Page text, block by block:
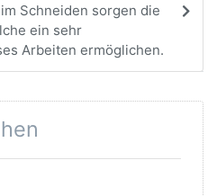
Schneiden sorgen die
ein sehr
Arbeiten ermöglichen.